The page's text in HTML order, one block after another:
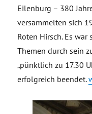
Eilenburg – 380
versammelten sich
Roten Hirsch. Es
Themen durch sein
„pünktlich zu 17.30
erfolgreich beendet.